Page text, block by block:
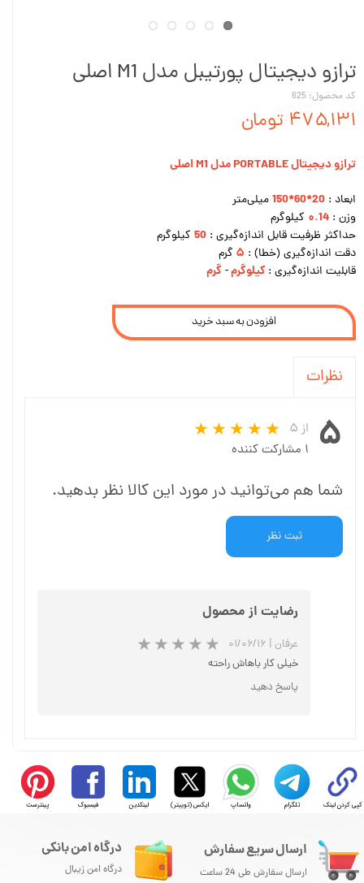
ترازو دیجیتال پورتیبل مدل M1 اصلی
کد محصول: 625
۴۷۵,۱۳۱ تومان
ترازو دیجیتال PORTABLE مدل M1 اصلی
ابعاد : 20*60*150
میلی‌متر
وزن : ۰.14 کیلوگرم
حداکثر ظرفیت قابل اندازه‌گیری : 50 کیلوگرم
دقت اندازه‌گیری (خطا) : ۵ گرم
قابلیت اندازه‌گیری :کیلوگرم-گرم
افزودن به سبد خرید
نظرات
۵ از ۵
★★ ★
۱ مشارکت کننده
شما هم می‌توانید در مورد این کالا نظر بدهید.
ثبت نظر
رضایت از محصول
عرفان | ۰۱/۰۶/۱۶
خیلی کار باهاش راحته
پاسخ دهید
کپی کردن لینک تلگرام واتساپ ایکس (توییتر) لینکدین فیسبوک پینترست
ارسال سریع سفارش
ارسال سفارش طی 24 ساعت
درگاه امن بانکی
درگاه امن زیبال